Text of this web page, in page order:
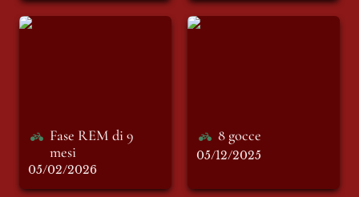
Fase REM di 9 mesi
Fase REM di 9
mesi
05/02/2026
8 gocce
8 gocce
05/12/2025